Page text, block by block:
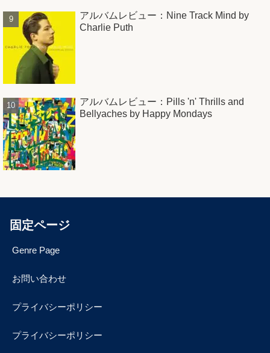
アルバムレビュー：Nine Track Mind by
Charlie Puth
アルバムレビュー：Pills 'n' Thrills and
Bellyaches by Happy Mondays
固定ページ
Genre Page
お問い合わせ
プライバシーポリシー
プライバシーポリシー